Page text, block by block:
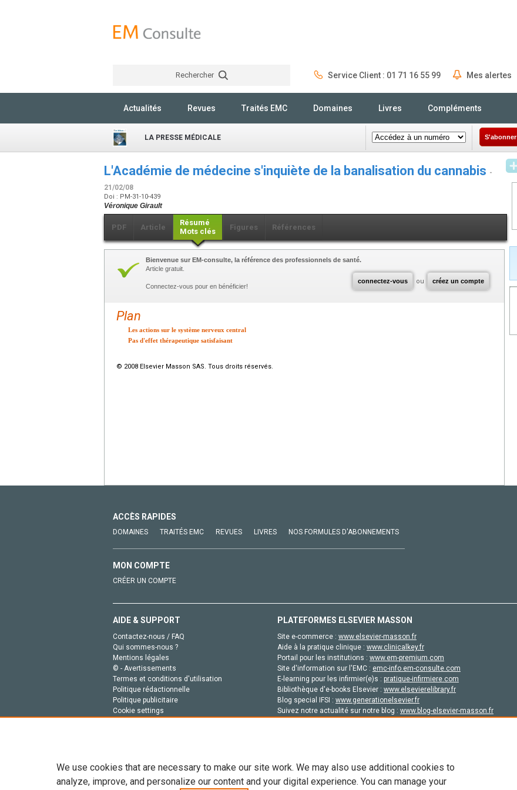
Rechercher Service Client : 01 71 16 55 99 Mes alertes
Actualités Revues Traités EMC Domaines Livres Compléments
LA PRESSE MÉDICALE S'abonner
L'Académie de médecine s'inquiète de la banalisation du cannabis -
21/02/08
Doi : PM-31-10-439
Véronique Girault
PDF Article
Résumé
Mots clés
Figures Références
connectez-vous ou créez un compte
Bienvenue sur EM-consulte, la référence des professionnels de santé.
Article gratuit.
Connectez-vous pour en bénéficier!
Plan
Les actions sur le système nerveux central
Pas d'effet thérapeutique satisfaisant
© 2008 Elsevier Masson SAS. Tous droits réservés.
ACCÈS RAPIDES
DOMAINES TRAITÉS EMC REVUES LIVRES NOS FORMULES D'ABONNEMENTS
MON COMPTE
CRÉER UN COMPTE
AIDE & SUPPORT
Contactez-nous / FAQ
Qui sommes-nous ?
Mentions légales
© - Avertissements
Termes et conditions d'utilisation
Politique rédactionnelle
Politique publicitaire
Cookie settings
PLATEFORMES ELSEVIER MASSON
Site e-commerce : www.elsevier-masson.fr
Aide à la pratique clinique : www.clinicalkey.fr
Portail pour les institutions : www.em-premium.com
Site d'information sur l'EMC : emc-info.em-consulte.com
E-learning pour les infirmier(e)s : pratique-infirmiere.com
Bibliothèque d'e-books Elsevier : www.elsevierelibrary.fr
Blog special IFSI : www.generationelsevier.fr
Suivez notre actualité sur notre blog : www.blog-elsevier-masson.fr
We use cookies that are necessary to make our site work. We may also use additional cookies to
analyze, improve, and personalize our content and your digital experience. You can manage your